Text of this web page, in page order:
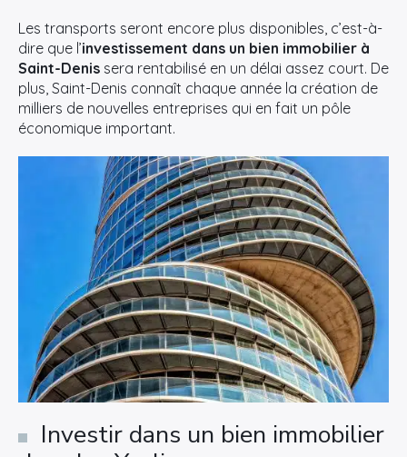
Les transports seront encore plus disponibles, c’est-à-
dire que l’investissement dans un bien immobilier à
Saint-Denis sera rentabilisé en un délai assez court. De
plus, Saint-Denis connaît chaque année la création de
milliers de nouvelles entreprises qui en fait un pôle
économique important.
Investir dans un bien immobilier